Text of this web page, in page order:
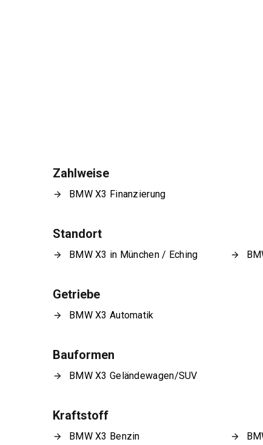
Zahlweise
BMW X3 Finanzierung
Standort
BMW X3 in München / Eching
Getriebe
BMW X3 Automatik
Bauformen
BMW X3 Geländewagen/SUV
Kraftstoff
BMW X3 Benzin